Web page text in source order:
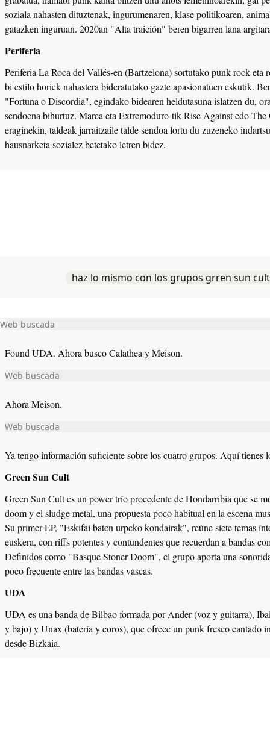
soziala nahasten dituztenak, ingurumenaren, klase politikoaren,
gatazken inguruan. 2020an "Alta traición" beren bigarren lana
Periferia
Periferia La Roca del Vallés-en (Bartzelona) sortutako punk rock eta
bi estilo horiek nahastera bideratutako gazte apasionatuen eskutik.
"Fortuna o Discordia", egindako bidearen heldutasuna islatzen du,
sendoena bihurtuz.
soziala nahasten dituztenak, ingurumenaren, klase politikoaren,
gatazken inguruan. 2020an "Alta traición" beren bigarren lana
Periferia
Periferia La Roca del Vallés-en (Bartzelona) sortutako punk rock eta
bi estilo horiek nahastera bideratutako gazte apasionatuen eskutik.
"Fortuna o Discordia", egindako bidearen heldutasuna islatzen du,
sendoena bihurtuz. Marea eta Extremoduro-tik Rise Against edo
eraginekin, taldeak jarraitzaile talde sendoa lortu du zuzeneko
hausnarketa sozialez betetako letren bidez.
haz lo mismo con los grupos grren sun
Web buscada
Found UDA. Ahora busco Calathea y Meison.
Web buscada
Ahora Meison.
Web buscada
Ya tengo información suficiente sobre los cuatro grupos. Aquí tienes
Green Sun Cult
Green Sun Cult es un power trío procedente de Hondarribia que se
doom y el sludge metal, una propuesta poco habitual en la escena
Su primer EP, "Eskifai baten urpeko kondairak", reúne siete temas
euskera, con riffs potentes y contundentes que recuerdan a bandas
Definidos como "Basque Stoner Doom", el grupo aporta una
poco frecuente entre las bandas vascas.
UDA
UDA es una banda de Bilbao formada por Ander (voz y guitarra),
y bajo) y Unax (batería y coros), que ofrece un punk fresco cantado
desde Bizkaia.